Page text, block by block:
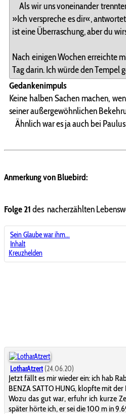
Als wir uns voneinander
»Ich verspreche es dir«,
ist eine Überraschung, aber du
Nach einigen Wochen erreichte
Tag darin. Ich würde den Tempel
Gedankenimpuls
Keine halben Sachen machen,
seiner außergewöhnlichen
Ähnlich war es ja auch bei
Anmerkung von Bluebird:
Folge 21des nacherzählten
Sein Glaube war ihm...
Inhalt
Kreuzhelden
LotharAtzert (24.06.20)
Jetzt fällt es mir wieder ein: ich hab
BENZA SATTO HUNG, klopfte mit
Wozu das gut war, erfuhr ich kurze
später hörte ich, er sei die 100 m in